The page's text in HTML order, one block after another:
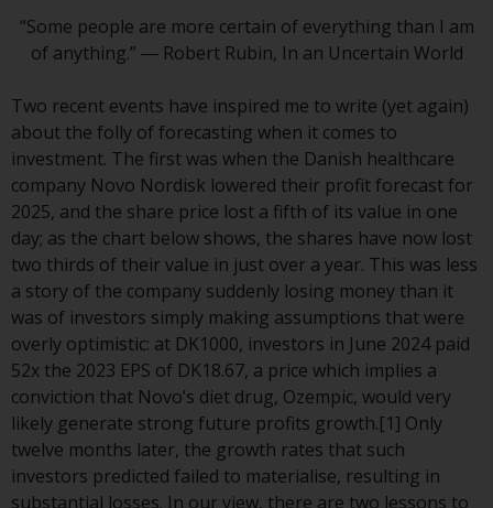
Pty Ltd ist ein australischer
Finanzdienstleistungslizenznehmer
bei der Australian Securities and
Investment Commission; und
Redwheel Europe
Fondsmæglerselskab A/S, die von
der dänischen
Finanzaufsichtsbehörde reguliert
wird.
Durch den Zugriff auf diese
Website erklären Sie, dass Sie die
folgenden
Geschäftsbedingungen, wie sie
von RWC Partners Limited („RWC“)
herausgegeben wurden, gelesen
und anerkannt haben und damit
einverstanden sind. Diese
Website kann Werbung
“Some people are more certain of everything than I am
of anything.” ― Robert Rubin, In an Uncertain World
Two recent events have inspired me to write (yet again)
about the folly of forecasting when it comes to
investment. The first was when the Danish healthcare
company Novo Nordisk lowered their profit forecast for
2025, and the share price lost a fifth of its value in one
day; as the chart below shows, the shares have now lost
two thirds of their value in just over a year. This was less
a story of the company suddenly losing money than it
was of investors simply making assumptions that were
overly optimistic: at DK1000, investors in June 2024 paid
52x the 2023 EPS of DK18.67, a price which implies a
conviction that Novo’s diet drug, Ozempic, would very
likely generate strong future profits growth.[1] Only
twelve months later, the growth rates that such
investors predicted failed to materialise, resulting in
substantial losses. In our view, there are two lessons to